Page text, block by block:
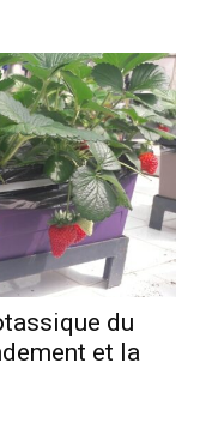
du
et la